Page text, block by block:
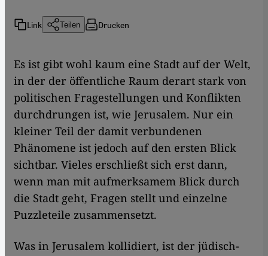
Link Teilen Drucken
Es ist gibt wohl kaum eine Stadt auf der Welt,
in der der öffentliche Raum derart stark von
politischen Fragestellungen und Konflikten
durchdrungen ist, wie Jerusalem. Nur ein
kleiner Teil der damit verbundenen
Phänomene ist jedoch auf den ersten Blick
sichtbar. Vieles erschließt sich erst dann,
wenn man mit aufmerksamem Blick durch
die Stadt geht, Fragen stellt und einzelne
Puzzleteile zusammensetzt.
Was in Jerusalem kollidiert, ist der jüdisch-